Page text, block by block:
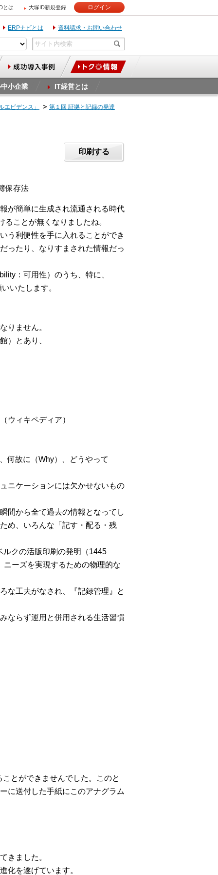
とは 大塚ID新規登録 ログイン
ERPナビとは 資料請求・お問い合わせ
小企業 IT経営とは
エビデンス」 第１回 証拠と記録の発達
保存法
印刷する
が簡単に生成され流通される時代
ことが無くなりましたね。
う利便性を手に入れることができ
ったり、なりすまされた情報だっ
：可用性）のうち、特に、
いたします。
りません。
）とあり、
ウィキペディア）
何故に（Why）、どうやって
ニケーションには欠かせないもの
間から全て過去の情報となってし
め、いろんな「記す・配る・残
クの活版印刷の発明（1445
ーズを実現するための物理的な
な工夫がなされ、『記録管理』と
ならず運用と併用される生活習慣
とができませんでした。このと
に送付した手紙にこのアナグラム
きました。
化を遂げています。